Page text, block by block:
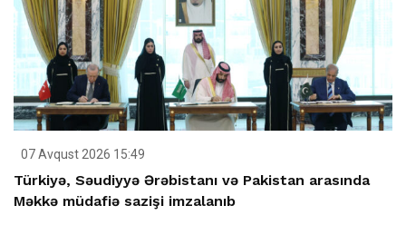
07 Avqust 2026 15:49
Türkiyə, Səudiyyə Ərəbistanı və Pakistan arasında
Məkkə müdafiə sazişi imzalanıb